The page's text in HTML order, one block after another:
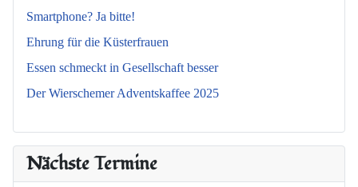
Smartphone? Ja bitte!
Ehrung für die Küsterfrauen
Essen schmeckt in Gesellschaft besser
Der Wierschemer Adventskaffee 2025
Nächste Termine